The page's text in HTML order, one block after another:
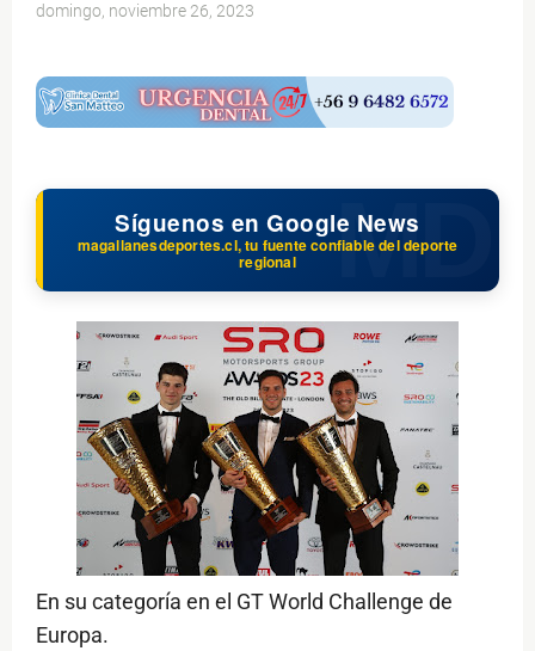
domingo, noviembre 26, 2023
Síguenos en Google News
magallanesdeportes.cl, tu fuente confiable del deporte
regional
En su categoría en el GT World Challenge de
Europa.